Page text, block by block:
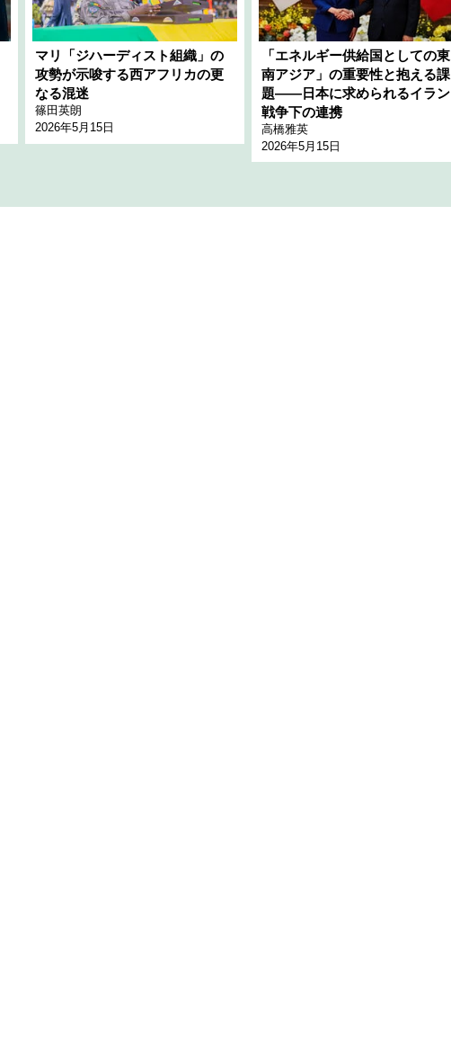
マリ「ジハーディスト組織」の
攻勢が示唆する西アフリカの更
なる混迷
篠田英朗
2026年5月15日
「エネルギー供給国としての東
南アジア」の重要性と抱える課
題――日本に求められるイラン
戦争下の連携
高橋雅英
2026年5月15日